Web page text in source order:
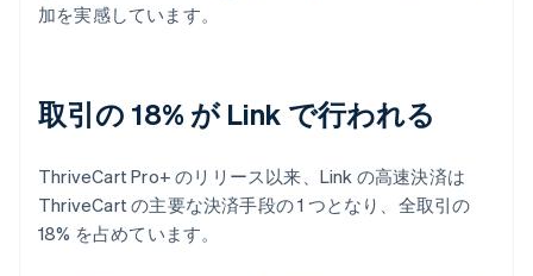
加を実感しています。
取引の 18% が Link で行われる
ThriveCart Pro+ のリリース以来、Link の高速決済は
ThriveCart の主要な決済手段の 1 つとなり、全取引の
18% を占めています。